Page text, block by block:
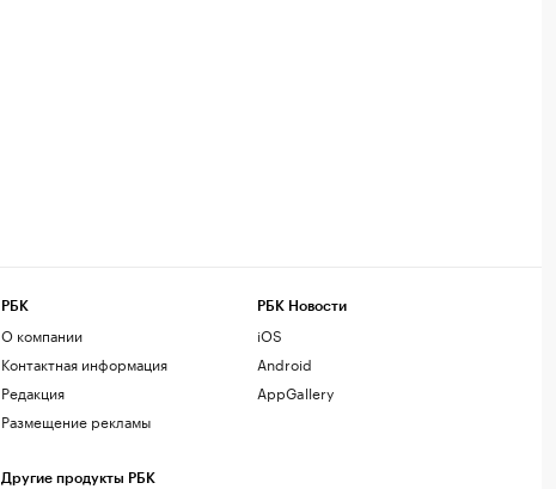
РБК
О компании
Контактная информация
Редакция
Размещение рекламы
Другие продукты РБК
РБК Новости
iOS
Android
AppGallery